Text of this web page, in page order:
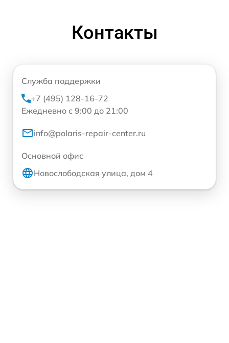
Контакты
Служба поддержки
+7 (495) 128-16-72
Ежедневно с 9:00 до 21:00
info@polaris-repair-center.ru
Основной офис
Новослободская улица, дом 4